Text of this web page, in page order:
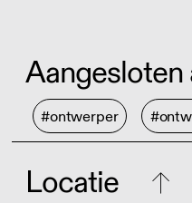
Aangesloten
#ontwerper
Locatie